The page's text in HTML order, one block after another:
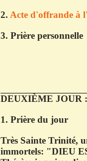
2. Acte d'offrande à
3. Prière personnelle
DEUXIÈME JOUR
1. Prière du jour
Très Sainte Trinité,
immortels: "DIEU